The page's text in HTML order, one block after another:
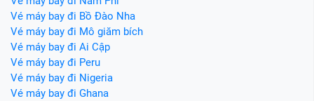
Vé máy bay đi Bồ Đào Nha
Vé máy bay đi Mô giăm bích
Vé máy bay đi Ai Cập
Vé máy bay đi Peru
Vé máy bay đi Nigeria
Vé máy bay đi Ghana